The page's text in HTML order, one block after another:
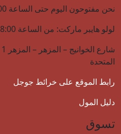
نحن مفتوحون اليوم حتى الساعة 12:00 صباحًا
لولو هايبر ماركت: من الساعة 8:00 صباحًا حتى 12:00 صباحًا يوميًا
المتحدة
رابط الموقع على خرائط جوجل
دليل المول
تسوق